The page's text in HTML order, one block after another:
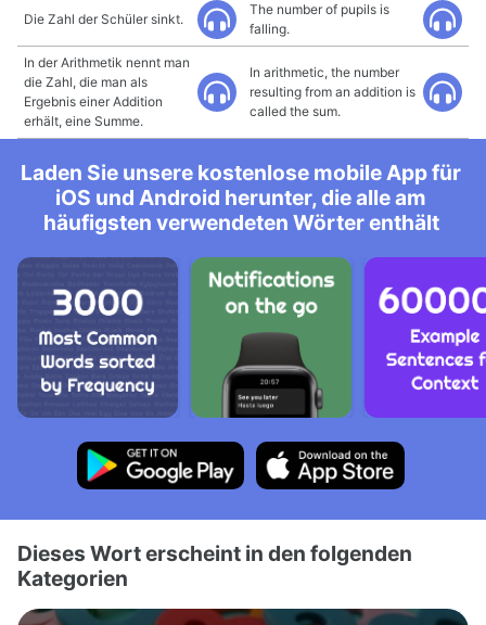
Die Zahl der Schüler sinkt.
The number of pupils is
falling.
In der Arithmetik nennt man
die Zahl, die man als
Ergebnis einer Addition
erhält, eine Summe.
In arithmetic, the number
resulting from an addition is
called the sum.
Laden Sie unsere kostenlose mobile App für
iOS und Android herunter, die alle am
häufigsten verwendeten Wörter enthält
Dieses Wort erscheint in den folgenden
Kategorien